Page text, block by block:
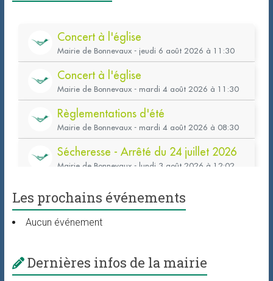
Les prochains événements
Aucun événement
Dernières infos de la mairie